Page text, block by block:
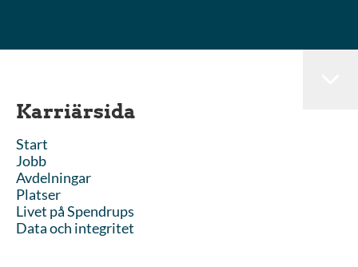
Karriärsida
Start
Jobb
Avdelningar
Platser
Livet på Spendrups
Data och integritet